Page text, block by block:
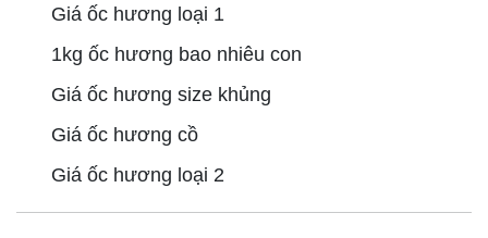
Giá ốc hương loại 1
1kg ốc hương bao nhiêu con
Giá ốc hương size khủng
Giá ốc hương cồ
Giá ốc hương loại 2